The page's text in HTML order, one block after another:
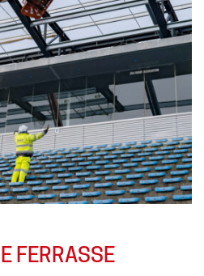
FERRASSE